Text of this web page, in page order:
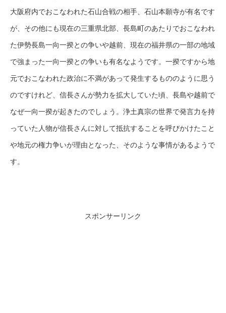
大阪府内でおこなわれた石山合戦の相手、石山本願寺が有名です
が、その他にも現在の三重県北部、長島町のあたりでおこなわれ
た伊勢長島一向一揆との争いや越前、現在の福井県の一部の地域
で強まった一向一揆との争いも有名なようです。一揆ですから地
元でおこなわれた政治に不満があって発生するもののように思う
のですけれど、信長さんが勢力を拡大していた頃、長島や越前で
なぜ一向一揆が起きたのでしょう。浄土真宗の世界で発言力を持
っていた人物が信長さんに対して抵抗することを呼びかけたこと
や地元の権力争いが理由となった、そのような事情があるようで
す。
スポンサーリンク